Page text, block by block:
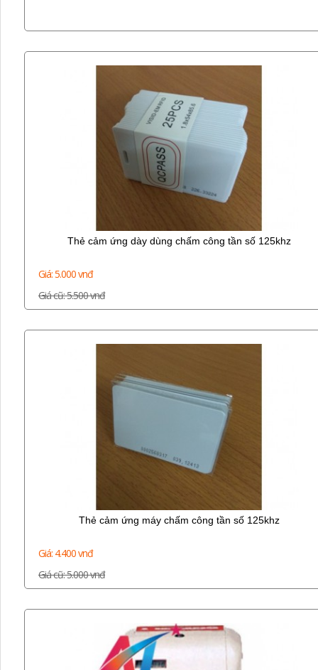
Thẻ cảm ứng dày dùng chấm công tần số 125khz
Giá: 5.000 vnđ
Giá cũ: 5.500 vnđ
Thẻ cảm ứng máy chấm công tần số 125khz
Giá: 4.400 vnđ
Giá cũ: 5.000 vnđ